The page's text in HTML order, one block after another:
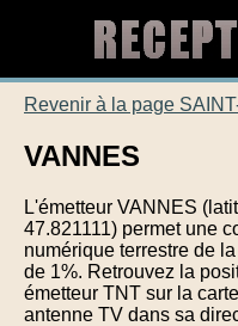
Revenir à la page
VANNES
L'émetteur VANNES
47.821111) permet une
numérique terrestre de
de 1%. Retrouvez la
émetteur TNT sur la
antenne TV dans sa